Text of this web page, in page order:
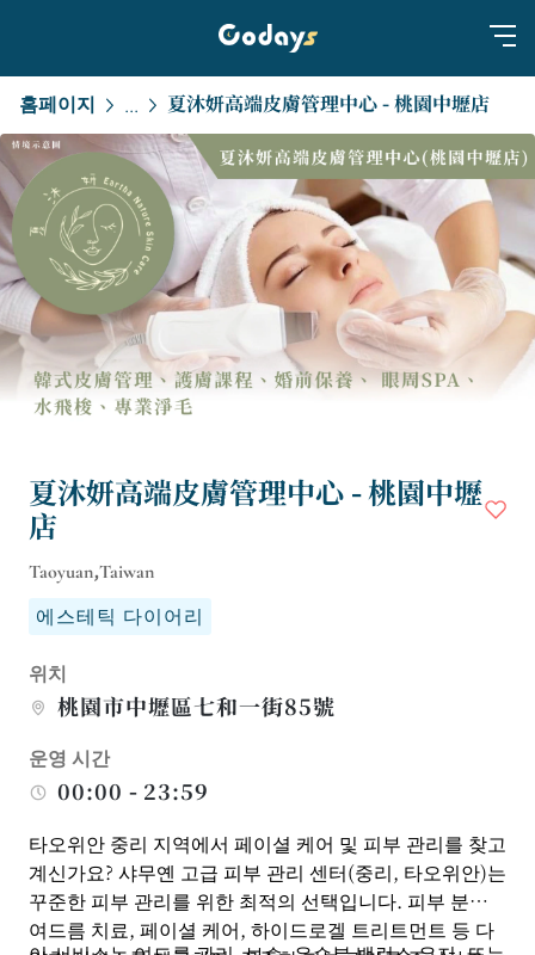
홈페이지 ... 夏沐妍高端皮膚管理中心 - 桃園中壢店
夏沐妍高端皮膚管理中心 - 桃園中壢
店
Taoyuan,Taiwan
에스테틱 다이어리
위치
桃園市中壢區七和一街85號
운영 시간
00:00 - 23:59
타오위안 중리 지역에서 페이셜 케어 및 피부 관리를 찾고
계신가요? 샤무옌 고급 피부 관리 센터(중리, 타오위안)는
꾸준한 피부 관리를 위한 최적의 선택입니다. 피부 분석,
여드름 치료, 페이셜 케어, 하이드로겔 트리트먼트 등 다